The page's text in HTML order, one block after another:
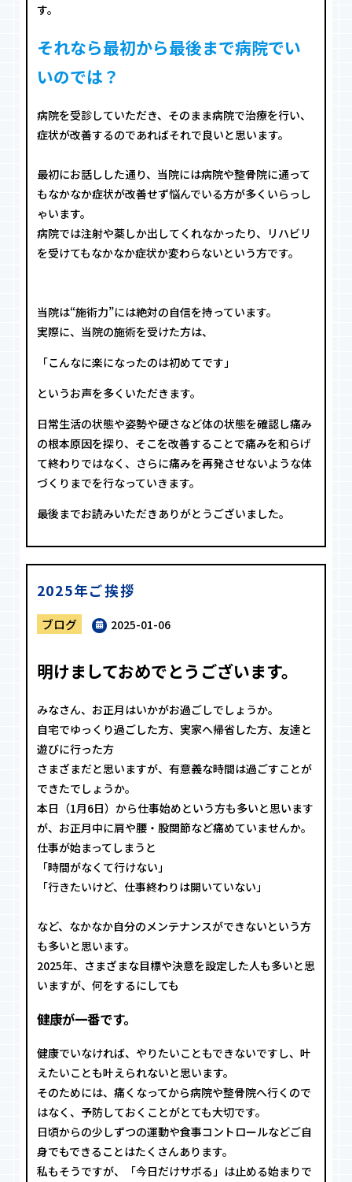
す。
それなら最初から最後まで病院でい
いのでは？
病院を受診していただき、そのまま病院で治療を行い、
症状が改善するのであればそれで良いと思います。
最初にお話しした通り、当院には病院や整骨院に通って
もなかなか症状が改善せず悩んでいる方が多くいらっし
ゃいます。
病院では注射や薬しか出してくれなかったり、リハビリ
を受けてもなかなか症状か変わらないという方です。
当院は“施術力”には絶対の自信を持っています。
実際に、当院の施術を受けた方は、
「こんなに楽になったのは初めてです」
というお声を多くいただきます。
日常生活の状態や姿勢や硬さなど体の状態を確認し痛み
の根本原因を探り、そこを改善することで痛みを和らげ
て終わりではなく、さらに痛みを再発させないような体
づくりまでを行なっていきます。
最後までお読みいただきありがとうございました。
2025年ご挨拶
ブログ 2025-01-06
明けましておめでとうございます。
みなさん、お正月はいかがお過ごしでしょうか。
自宅でゆっくり過ごした方、実家へ帰省した方、友達と
遊びに行った方
さまざまだと思いますが、有意義な時間は過ごすことが
できたでしょうか。
本日（1月6日）から仕事始めという方も多いと思います
が、お正月中に肩や腰・股関節など痛めていませんか。
仕事が始まってしまうと
「時間がなくて行けない」
「行きたいけど、仕事終わりは開いていない」
など、なかなか自分のメンテナンスができないという方
も多いと思います。
2025年、さまざまな目標や決意を設定した人も多いと思
いますが、何をするにしても
健康が一番です。
健康でいなければ、やりたいこともできないですし、叶
えたいことも叶えられないと思います。
そのためには、痛くなってから病院や整骨院へ行くので
はなく、予防しておくことがとても大切です。
日頃からの少しずつの運動や食事コントロールなどご自
身でもできることはたくさんあります。
私もそうですが、「今日だけサボる」は止める始まりで